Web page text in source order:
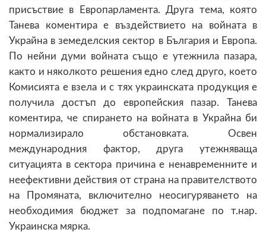
присъствие в Европарламента. Друга тема, която
Танева коментира е въздействието на войната в
Украйна в земеделския сектор в България и Европа.
По нейни думи войната също е утежнила пазара,
както и няколкото решения едно след друго, което
Комисията е взела и с тях украинската продукция е
получила достъп до европейския пазар. Танева
коментира, че спирането на войната в Украйна би
нормализирало обстановката. Освен
международния фактор, друга утежняваща
ситуацията в сектора причина е ненавременните и
неефективни действия от страна на правителството
на Промяната, включително неосигуряването на
необходимия бюджет за подпомагане по т.нар.
Украинска мярка.